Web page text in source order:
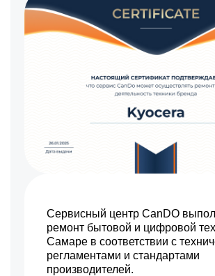
Сервисный центр CanDO
ремонт бытовой и цифровой
Самаре в соответствии с
регламентами и стандартами
производителей.